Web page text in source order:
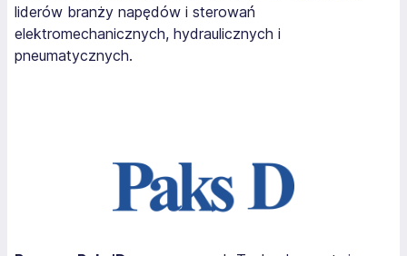
liderów branży napędów i sterowań
elektromechanicznych, hydraulicznych i
pneumatycznych.